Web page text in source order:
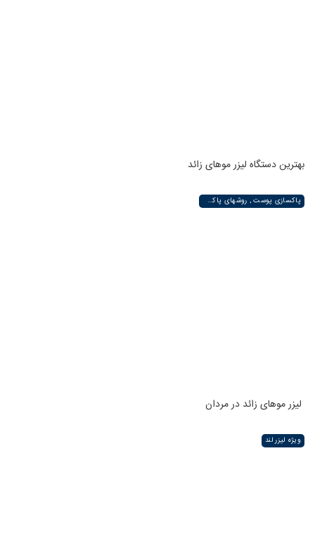
بهترین دستگاه لیزر موهای زائد
پاکسازی پوست , روشهای پاکسازی پوست صورت و دست , پاکسازی انواع مختلف پوست | لیزر لند
لیزر موهای زائد در مردان
ویژه لیزر لند